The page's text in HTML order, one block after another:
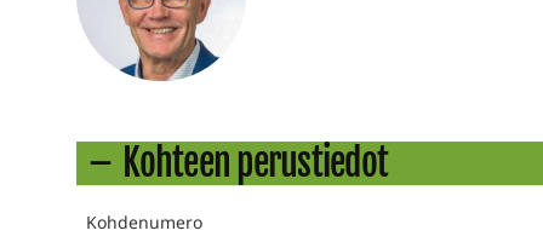
Kohteen perustiedot
Kohdenumero